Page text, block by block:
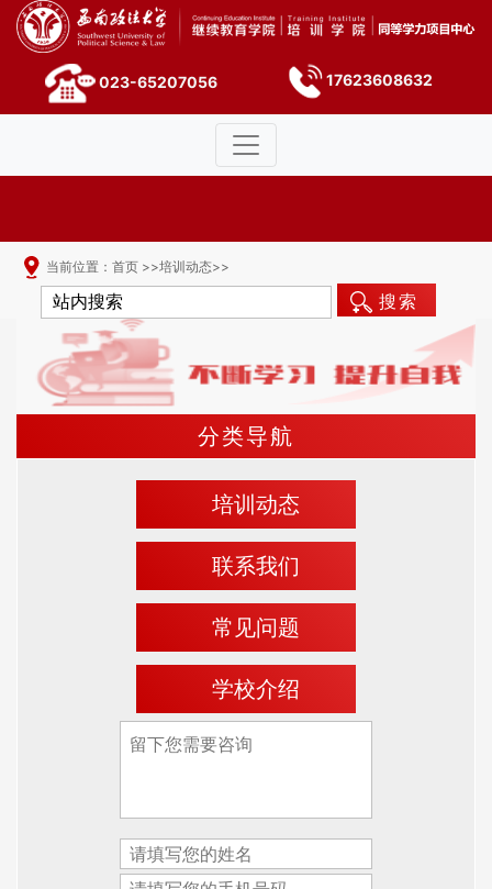
023-65207056 17623608632
当前位置： 首页 >>培训动态>>
搜索
分类导航
培训动态
联系我们
常见问题
学校介绍